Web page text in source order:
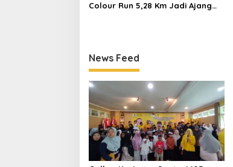
Colour Run 5,28 Km Jadi Ajang
News Feed